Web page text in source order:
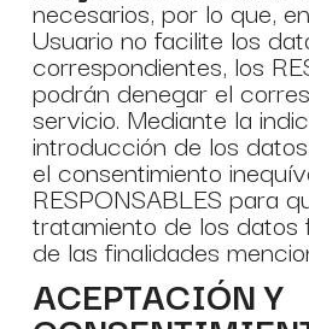
necesarios, por lo que,
Usuario no facilite los
correspondientes, los
podrán denegar el
servicio. Mediante la
introducción de los
el consentimiento
RESPONSABLES para
tratamiento de los datos
de las finalidades
ACEPTACIÓN Y